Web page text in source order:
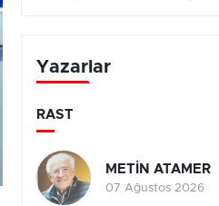
Yazarlar
RAST
METİN ATAMER
07 Ağustos 2026